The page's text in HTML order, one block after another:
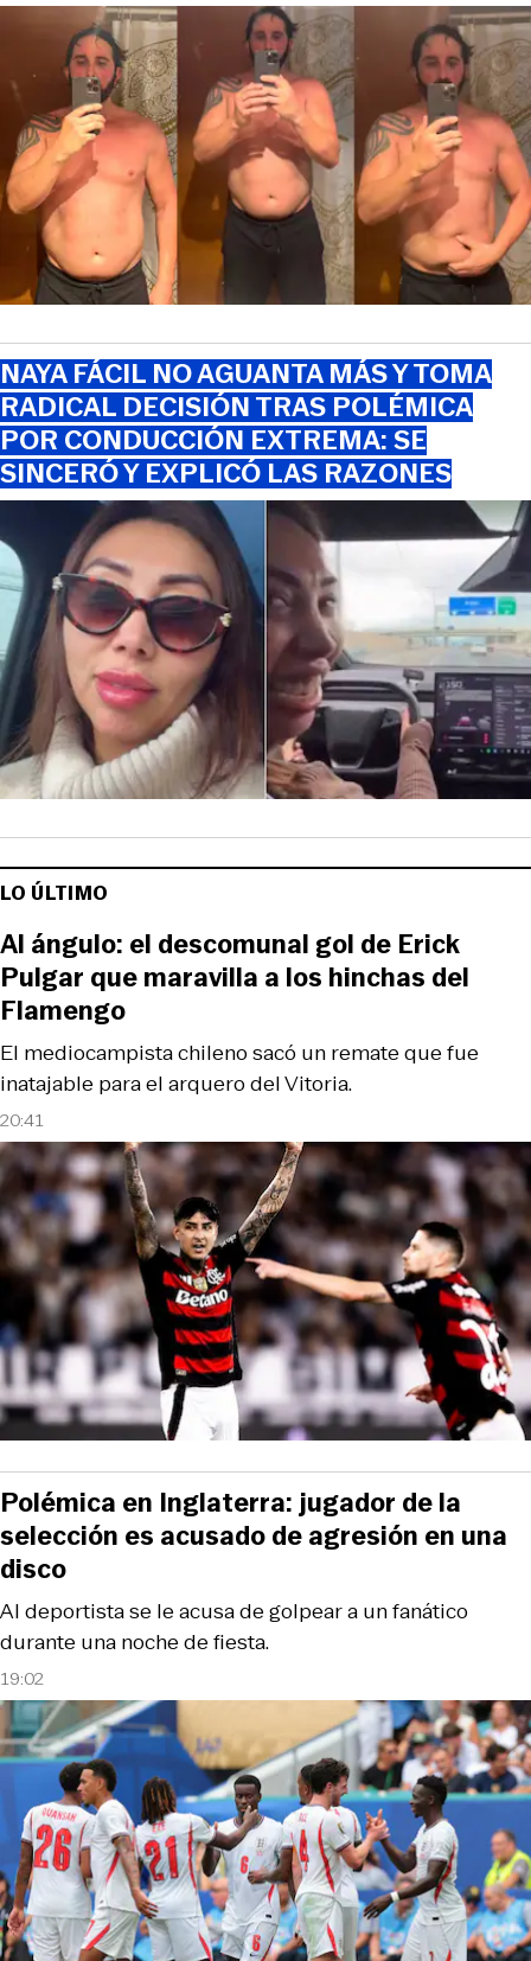
NAYA FÁCIL NO AGUANTA MÁS Y TOMA
RADICAL DECISIÓN TRAS POLÉMICA
POR CONDUCCIÓN EXTREMA: SE
SINCERÓ Y EXPLICÓ LAS RAZONES
LO ÚLTIMO
20:41
El mediocampista chileno sacó un remate que fue
inatajable para el arquero del Vitoria.
Al ángulo: el descomunal gol de Erick
Pulgar que maravilla a los hinchas del
Flamengo
19:02
Al deportista se le acusa de golpear a un fanático
durante una noche de fiesta.
Polémica en Inglaterra: jugador de la
selección es acusado de agresión en una
disco